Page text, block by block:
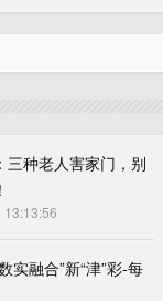
三种老人害家门，别
实融合”新“津”彩-每